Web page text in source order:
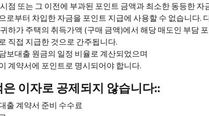
점 또는 그 이전에 부과된 포인트 금액과 최소한 동등한
로부터 차입한 자금을 포인트 지급에 사용할 수 없습니다.
하가 주택의 취득가액 (구매 금액)에서 해당 매도인 부담
직접 지급한 것으로 간주됩니다.
보대출 원금의 일정 비율로 계산되었으며
계약서에 포인트로 명시되어야 합니다.
은 이자로 공제되지 않습니다::
출 계약서 준비 수수료